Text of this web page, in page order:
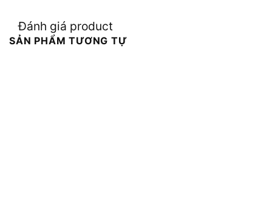
Đánh giá product
SẢN PHẨM TƯƠNG TỰ